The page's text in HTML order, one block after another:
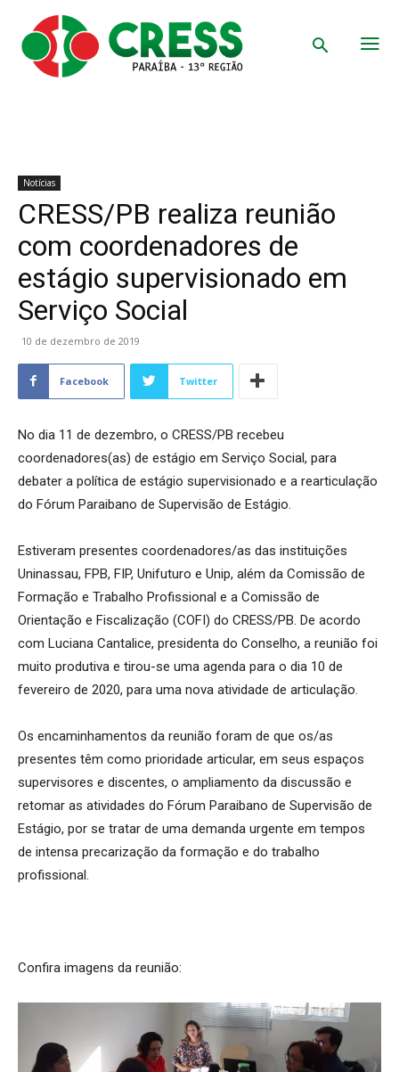
Notícias
CRESS/PB realiza reunião
com coordenadores de
estágio supervisionado em
Serviço Social
10 de dezembro de 2019
Facebook Twitter
No dia 11 de dezembro, o CRESS/PB recebeu
coordenadores(as) de estágio em Serviço Social, para
debater a política de estágio supervisionado e a rearticulação
do Fórum Paraibano de Supervisão de Estágio.
Estiveram presentes coordenadores/as das instituições
Uninassau, FPB, FIP, Unifuturo e Unip, além da Comissão de
Formação e Trabalho Profissional e a Comissão de
Orientação e Fiscalização (COFI) do CRESS/PB. De acordo
com Luciana Cantalice, presidenta do Conselho, a reunião foi
muito produtiva e tirou-se uma agenda para o dia 10 de
fevereiro de 2020, para uma nova atividade de articulação.
Os encaminhamentos da reunião foram de que os/as
presentes têm como prioridade articular, em seus espaços
supervisores e discentes, o ampliamento da discussão e
retomar as atividades do Fórum Paraibano de Supervisão de
Estágio, por se tratar de uma demanda urgente em tempos
de intensa precarização da formação e do trabalho
profissional.
Confira imagens da reunião: